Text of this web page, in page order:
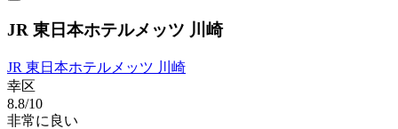
JR 東日本ホテルメッツ 川崎
JR 東日本ホテルメッツ 川崎
幸区
8.8/10
非常に良い